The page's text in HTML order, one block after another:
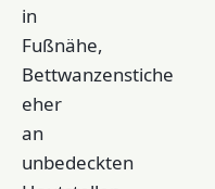
in
Fußnähe,
Bettwanzenstiche
eher
an
unbedeckten